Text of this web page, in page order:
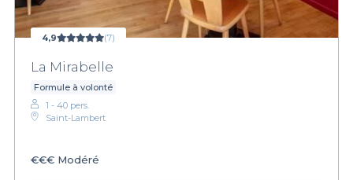
4,9 (7)
La Mirabelle
Formule à volonté
1 - 40 pers.
Saint-Lambert
€€€ Modéré